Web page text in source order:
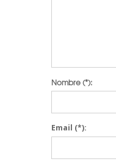
Nombre(*):
Email (*):